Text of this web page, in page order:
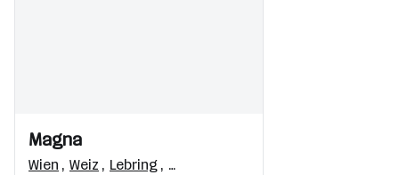
Videos
Einblicke
Einblicke
Magna
Wien , Weiz , Lebring , Weikersdorf